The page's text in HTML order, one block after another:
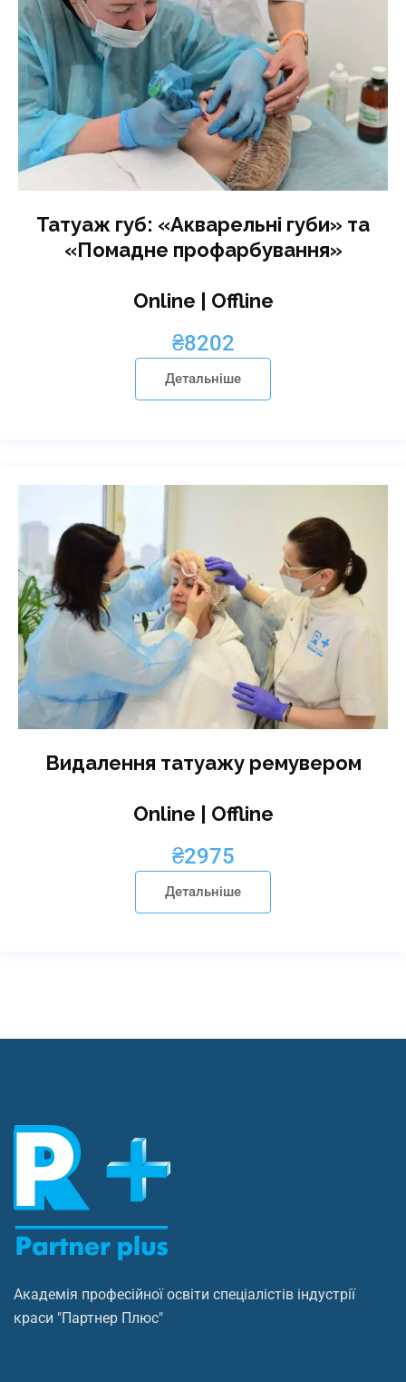
Татуаж губ: «Акварельні губи» та
«Помадне профарбування»
Online | Offline
₴8202
Детальніше
Видалення татуажу ремувером
Online | Offline
₴2975
Детальніше
Академія професійної освіти спеціалістів індустрії
краси "Партнер Плюс"